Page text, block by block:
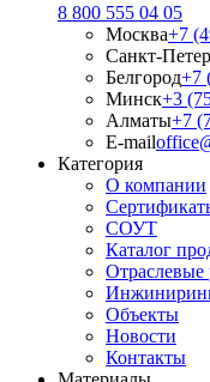
8 800 555 04 05
Москва+7
Санкт-
Белгород+7
Минск+3
Алматы+7
E-mail
Категория
О компании
СОУТ
Каталог
Отраслевые
Объекты
Новости
Контакты